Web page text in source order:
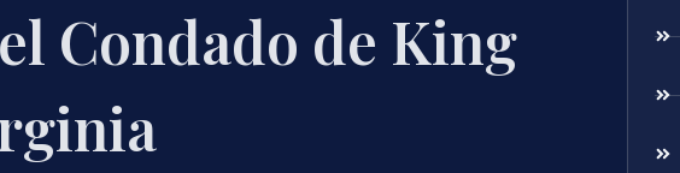
Condado de King